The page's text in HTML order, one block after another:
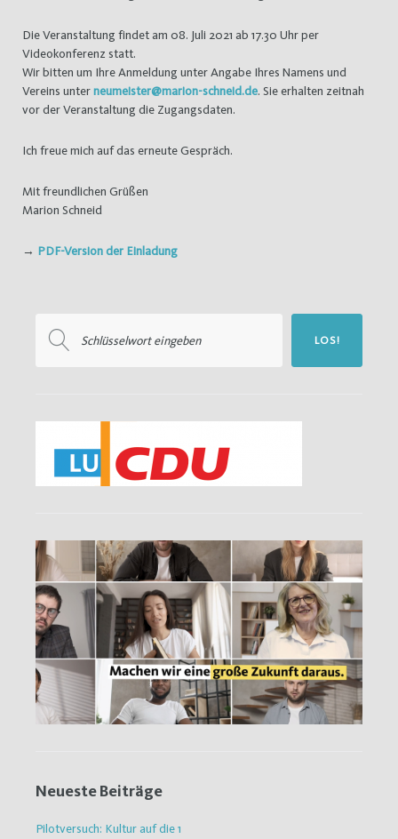
Die Veranstaltung findet am 08. Juli 2021 ab 17.30 Uhr per
Videokonferenz statt.
Wir bitten um Ihre Anmeldung unter Angabe Ihres Namens und
Vereins unterneumeister@marion-schneid.de. Sie erhalten zeitnah
vor der Veranstaltung die Zugangsdaten.
Ich freue mich auf das erneute Gespräch.
Mit freundlichen Grüßen
Marion Schneid
→ PDF-Version der Einladung
nach:
LOS!
Neueste Beiträge
Pilotversuch: Kultur auf die 1